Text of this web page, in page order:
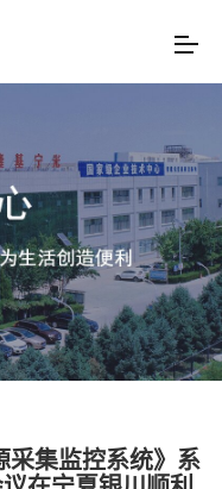
集监控系统》系